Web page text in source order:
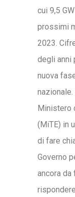
cui 9,5
prossimi
2023.
degli anni
nuova
Ministero
(MiTE) in
di fare
Governo
ancora da